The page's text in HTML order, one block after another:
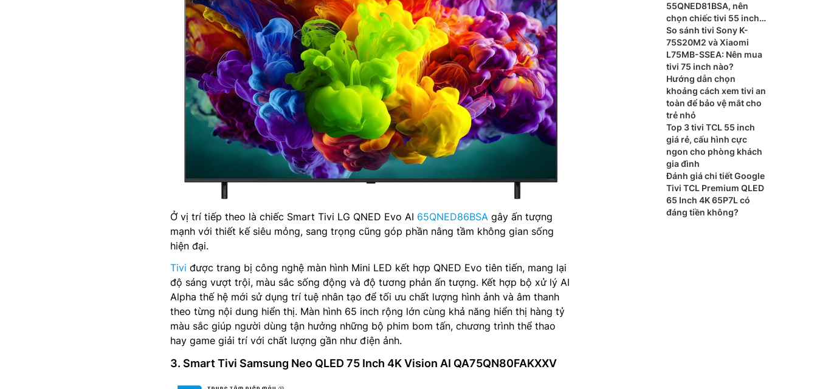
Ở vị trí tiếp theo là chiếc Smart Tivi LG QNED Evo AI 65QNED86BSA gây ấn tượng
mạnh với thiết kế siêu mỏng, sang trọng cũng góp phần nâng tầm không gian sống
hiện đại.
Tivi được trang bị công nghệ màn hình Mini LED kết hợp QNED Evo tiên tiến, mang lại
độ sáng vượt trội, màu sắc sống động và độ tương phản ấn tượng. Kết hợp bộ xử lý AI
Alpha thế hệ mới sử dụng trí tuệ nhân tạo để tối ưu chất lượng hình ảnh và âm thanh
theo từng nội dung hiển thị. Màn hình 65 inch rộng lớn cùng khả năng hiển thị hàng tỷ
màu sắc giúp người dùng tận hưởng những bộ phim bom tấn, chương trình thể thao
hay game giải trí với chất lượng gần như điện ảnh.
3. Smart Tivi Samsung Neo QLED 75 Inch 4K Vision AI QA75QN80FAKXXV
55QNED81BSA, nên
chọn chiếc tivi 55 inch
nào?
So sánh tivi Sony K-
75S20M2 và Xiaomi
L75MB-SSEA: Nên mua
tivi 75 inch nào?
Hướng dẫn chọn
khoảng cách xem tivi an
toàn để bảo vệ mắt cho
trẻ nhỏ
Top 3 tivi TCL 55 inch
giá rẻ, cấu hình cực
ngon cho phòng khách
gia đình
Đánh giá chi tiết Google
Tivi TCL Premium QLED
65 Inch 4K 65P7L có
đáng tiền không?